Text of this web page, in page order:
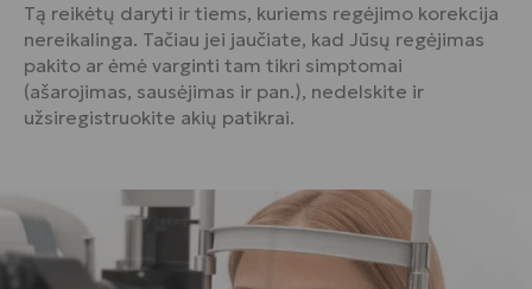
Tą reikėtų daryti ir tiems, kuriems regėjimo korekcija
nereikalinga. Tačiau jei jaučiate, kad Jūsų regėjimas
pakito ar ėmė varginti tam tikri simptomai
(ašarojimas, sausėjimas ir pan.), nedelskite ir
užsiregistruokite akių patikrai.